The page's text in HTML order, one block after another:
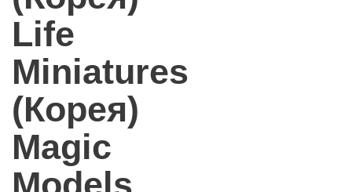
Life
Miniatures
(Корея)
Magic
Models